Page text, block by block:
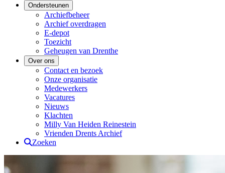
Ondersteunen
Archiefbeheer
Archief overdragen
E-depot
Toezicht
Geheugen van Drenthe
Over ons
Contact en bezoek
Onze organisatie
Medewerkers
Vacatures
Nieuws
Klachten
Milly Van Heiden Reinestein
Vrienden Drents Archief
Zoeken
Drents Archief